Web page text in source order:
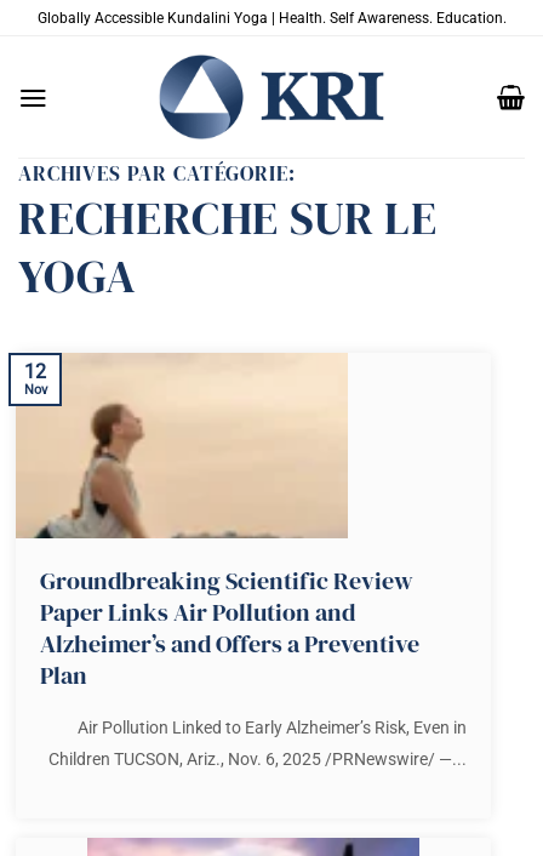
PasserGlobally Accessible Kundalini Yoga | Health. Self Awareness. Education.
ARCHIVES PAR CATÉGORIE:
RECHERCHE SUR LE
YOGA
Groundbreaking Scientific Review
Paper Links Air Pollution and
Alzheimer’s and Offers a Preventive
Plan
Air Pollution Linked to Early Alzheimer’s Risk, Even in
Children TUCSON, Ariz., Nov. 6, 2025 /PRNewswire/ —...
12
Nov